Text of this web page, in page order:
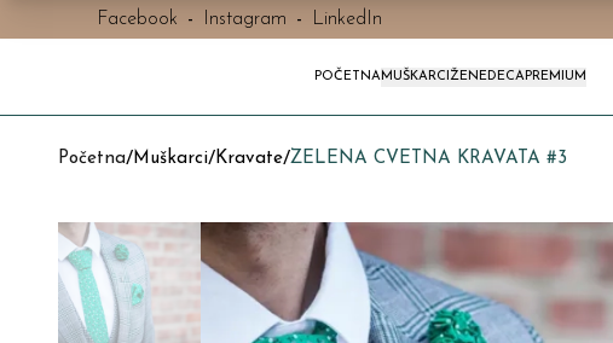
Facebook - Instagram - LinkedIn
POČETNAMUŠKARCI ŽENEDECAPREMIUM
Početna/Muškarci/Kravate/ZELENA CVETNA KRAVATA #3